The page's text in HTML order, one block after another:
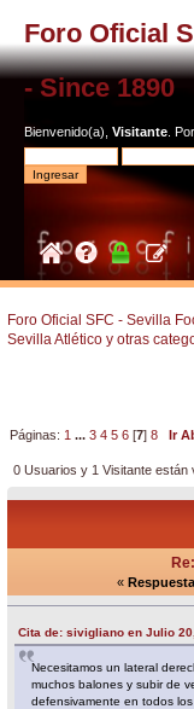
Foro Oficial
- Since 1890
Bienvenido(a), Visitante .
Foro Oficial SFC - Sevilla
Sevilla Atlético y otras
Páginas: 1 ...3 4 5 6 [7]8 Ir
0 Usuarios y 1 Visitante están
«
Cita de: sivigliano en Julio
Necesitamos un lateral
muchos balones y subir de
defensivamente en todos